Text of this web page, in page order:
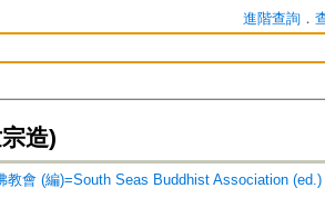
進階查詢．
造)
教會 (編)=South Seas Buddhist Association (ed.)